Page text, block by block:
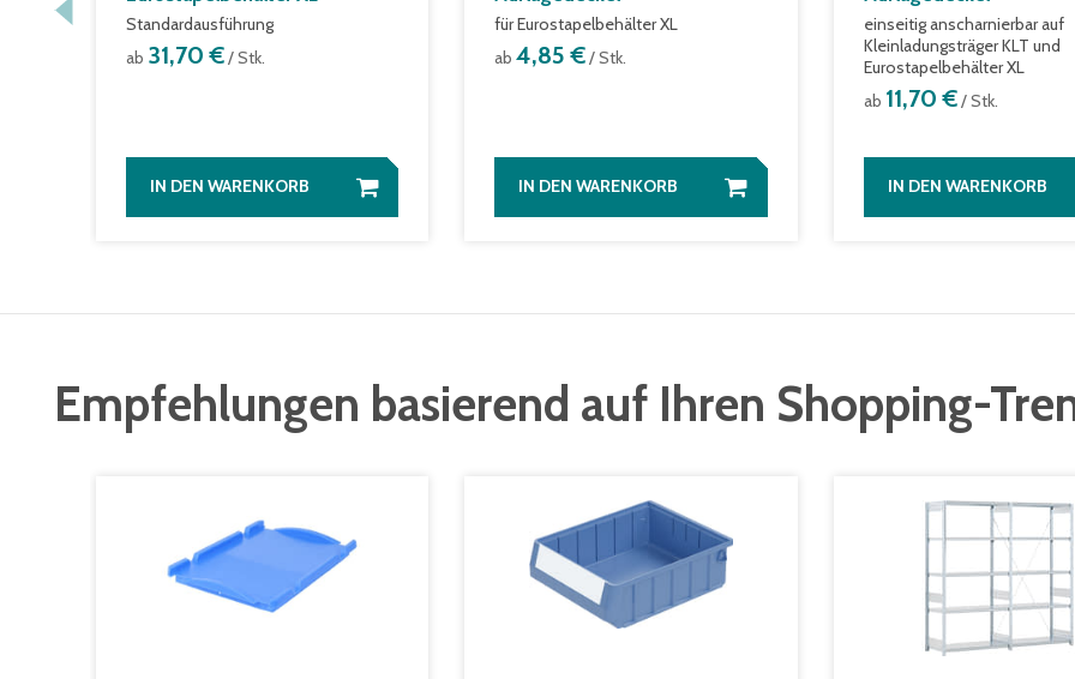
Standardausführung
ab 31,70 €/ Stk.
IN DEN WARENKORB
für Eurostapelbehälter XL
ab4,85 €/ Stk.
IN DEN WARENKORB
einseitig anscharnierbar auf
Kleinladungsträger KLT und
Eurostapelbehälter XL
ab 11,70 €/ Stk.
IN DEN WARENKORB
Empfehlungen basierend auf Ihren Shopping-